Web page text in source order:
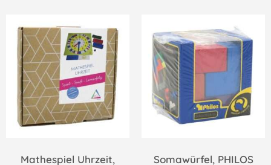
Mathespiel Uhrzeit,
Somawürfel, PHILOS